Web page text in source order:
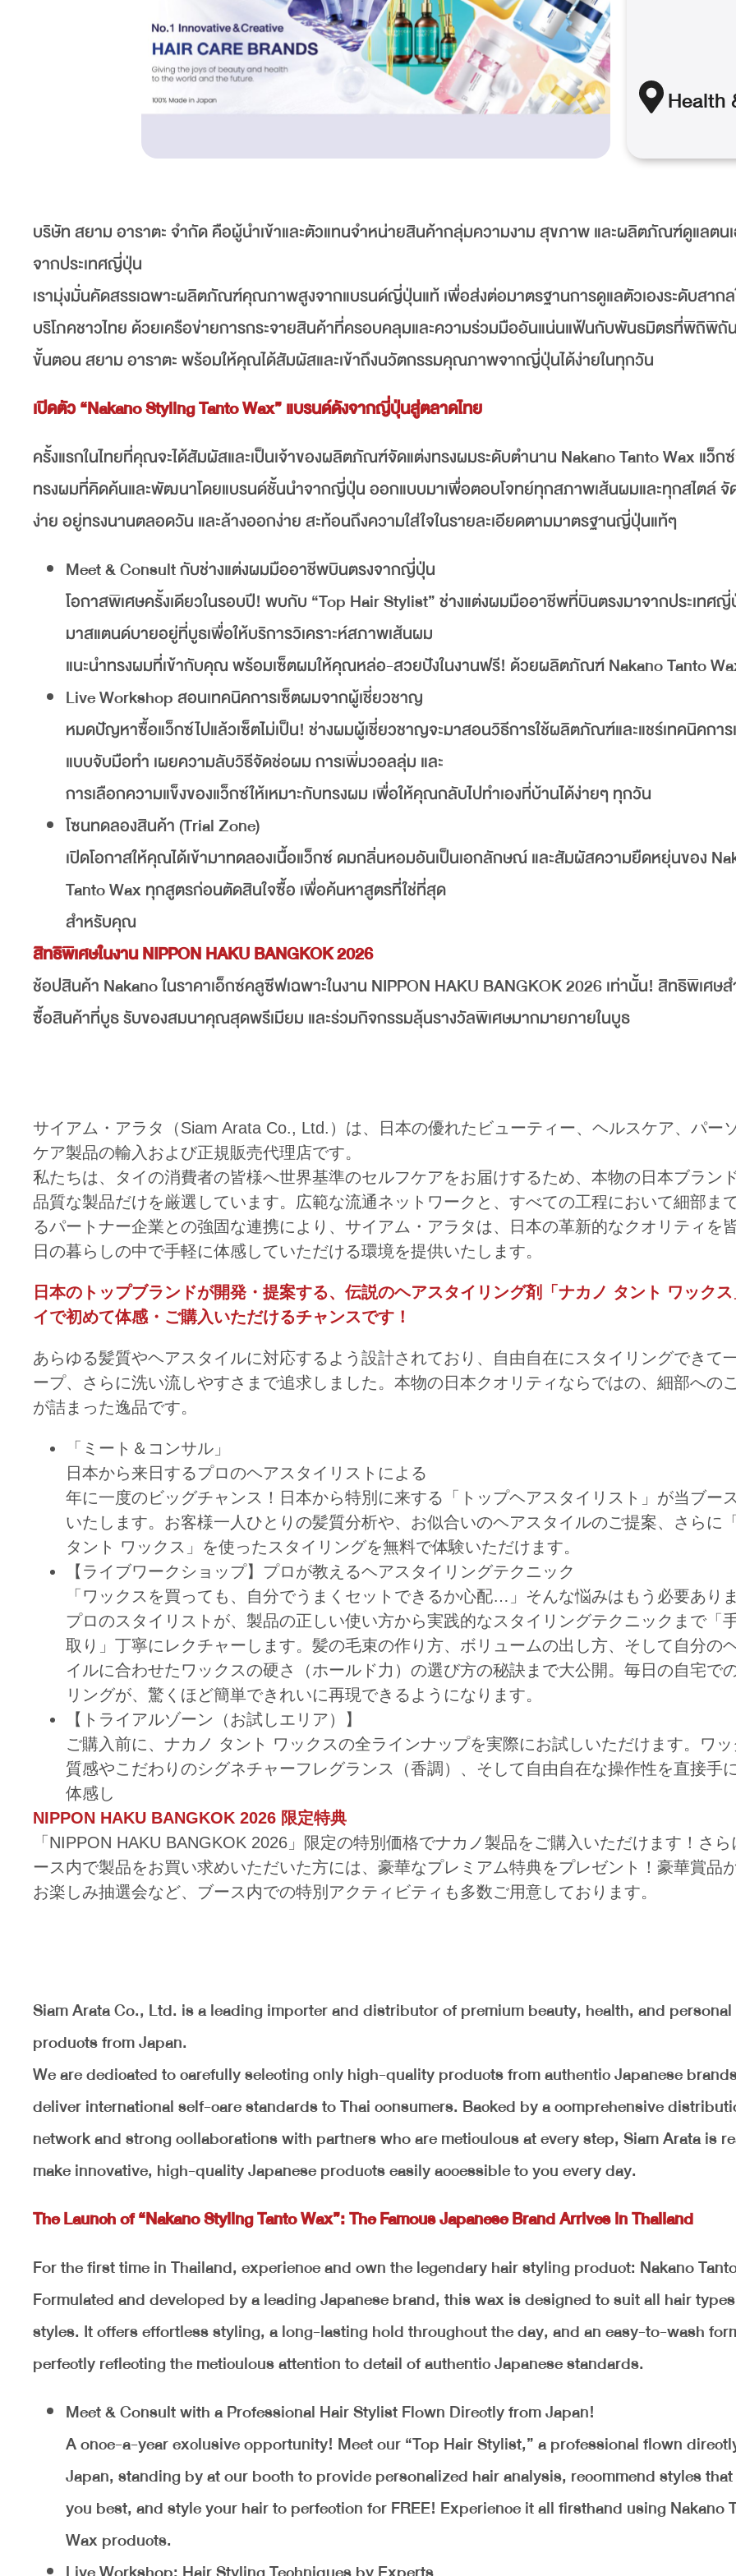
Health
บริษัท สยาม อาราตะ จำกัด คือผู้นำเข้าและตัวแทนจำหน่ายสินค้ากลุ่มความงาม สุขภาพ และผลิตภัณฑ์ดูแลตน
จากประเทศญี่ปุ่น
เรามุ่งมั่นคัดสรรเฉพาะผลิตภัณฑ์คุณภาพสูงจากแบรนด์ญี่ปุ่นแท้ เพื่อส่งต่อมาตรฐานการดูแลตัวเองระดับสาก
บริโภคชาวไทย ด้วยเครือข่ายการกระจายสินค้าที่ครอบคลุมและความร่วมมืออันแน่นแฟ้นกับพันธมิตรที่พิถิพิถั
ขั้นตอน สยาม อาราตะ พร้อมให้คุณได้สัมผัสและเข้าถึงนวัตกรรมคุณภาพจากญี่ปุ่นได้ง่ายในทุกวัน
เปิดตัว “Nakano Styling Tanto Wax” แบรนด์ดังจากญี่ปุ่นสู่ตลาดไทย
ครั้งแรกในไทยที่คุณจะได้สัมผัสและเป็นเจ้าของผลิตภัณฑ์จัดแต่งทรงผมระดับตำนาน Nakano Tanto Wax แว็ก
ทรงผมที่คิดค้นและพัฒนาโดยแบรนด์ชั้นนำจากญี่ปุ่น ออกแบบมาเพื่อตอบโจทย์ทุกสภาพเส้นผมและทุกสไตล์ จั
ง่าย อยู่ทรงนานตลอดวัน และล้างออกง่าย สะท้อนถึงความใส่ใจในรายละเอียดตามมาตรฐานญี่ปุ่นแท้ๆ
Meet & Consult กับช่างแต่งผมมืออาชีพบินตรงจากญี่ปุ่น
โอกาสพิเศษครั้งเดียวในรอบปี! พบกับ “Top Hair Stylist” ช่างแต่งผมมืออาชีพที่บินตรงมาจากประเทศญี่
มาสแตนด์บายอยู่ที่บูธเพื่อให้บริการวิเคราะห์สภาพเส้นผม
แนะนำทรงผมที่เข้ากับคุณ พร้อมเซ็ตผมให้คุณหล่อ-สวยปังในงานฟรี! ด้วยผลิตภัณฑ์ Nakano Tanto
Live Workshop สอนเทคนิคการเซ็ตผมจากผู้เชี่ยวชาญ
หมดปัญหาซื้อแว็กซ์ไปแล้วเซ็ตไม่เป็น! ช่างผมผู้เชี่ยวชาญจะมาสอนวิธีการใช้ผลิตภัณฑ์และแชร์เทคนิคกา
แบบจับมือทำ เผยความลับวิธีจัดช่อผม การเพิ่มวอลลุ่ม และ
การเลือกความแข็งของแว็กซ์ให้เหมาะกับทรงผม เพื่อให้คุณกลับไปทำเองที่บ้านได้ง่ายๆ ทุกวัน
โซนทดลองสินค้า (Trial Zone)
เปิดโอกาสให้คุณได้เข้ามาทดลองเนื้อแว็กซ์ ดมกลิ่นหอมอันเป็นเอกลักษณ์ และสัมผัสความยืดหยุ่นของ
Tanto Wax ทุกสูตรก่อนตัดสินใจซื้อ เพื่อค้นหาสูตรที่ใช่ที่สุด
สำหรับคุณ
สิทธิพิเศษในงาน NIPPON HAKU BANGKOK 2026
ช้อปสินค้า Nakano ในราคาเอ็กซ์คลูซีฟเฉพาะในงาน NIPPON HAKU BANGKOK 2026 เท่านั้น! สิทธิพิเศษ
ซื้อสินค้าที่บูธ รับของสมนาคุณสุดพรีเมียม และร่วมกิจกรรมลุ้นรางวัลพิเศษมากมายภายในบูธ
サイアム・アラタ（Siam Arata Co., Ltd.）は、日本の優れたビューティー、ヘルスケア、パー
ケア製品の輸入および正規販売代理店です。
私たちは、タイの消費者の皆様へ世界基準のセルフケアをお届けするため、本物の日本ブラン
品質な製品だけを厳選しています。広範な流通ネットワークと、すべての工程において細部ま
るパートナー企業との強固な連携により、サイアム・アラタは、日本の革新的なクオリティを
日の暮らしの中で手軽に体感していただける環境を提供いたします。
日本のトップブランドが開発・提案する、伝説のヘアスタイリング剤「ナカノ タント ワックス
イで初めて体感・ご購入いただけるチャンスです！
あらゆる髪質やヘアスタイルに対応するよう設計されており、自由自在にスタイリングできて
ープ、さらに洗い流しやすさまで追求しました。本物の日本クオリティならではの、細部への
が詰まった逸品です。
「ミート＆コンサル」
日本から来日するプロのヘアスタイリストによる
年に一度のビッグチャンス！日本から特別に来する「トップヘアスタイリスト」が当ブー
いたします。お客様一人ひとりの髪質分析や、お似合いのヘアスタイルのご提案、さらに
タント ワックス」を使ったスタイリングを無料で体験いただけます。
【ライブワークショップ】プロが教えるヘアスタイリングテクニック
「ワックスを買っても、自分でうまくセットできるか心配…」そんな悩みはもう必要あり
プロのスタイリストが、製品の正しい使い方から実践的なスタイリングテクニックまで「
取り」丁寧にレクチャーします。髪の毛束の作り方、ボリュームの出し方、そして自分の
イルに合わせたワックスの硬さ（ホールド力）の選び方の秘訣まで大公開。毎日の自宅で
リングが、驚くほど簡単できれいに再現できるようになります。
【トライアルゾーン（お試しエリア）】
ご購入前に、ナカノ タント ワックスの全ラインナップを実際にお試しいただけます。ワ
質感やこだわりのシグネチャーフレグランス（香調）、そして自由自在な操作性を直接手
体感し
NIPPON HAKU BANGKOK 2026 限定特典
「NIPPON HAKU BANGKOK 2026」限定の特別価格でナカノ製品をご購入いただけます！さら
ース内で製品をお買い求めいただいた方には、豪華なプレミアム特典をプレゼント！豪華賞品
お楽しみ抽選会など、ブース内での特別アクティビティも多数ご用意しております。
Siam Arata Co., Ltd. is a leading importer and distributor of premium beauty, health, and
products from Japan.
We are dedicated to carefully selecting only high-quality products from authentic Japanese
deliver international self-care standards to Thai consumers. Backed by a comprehensive
network and strong collaborations with partners who are meticulous at every step, Siam Arata is
make innovative, high-quality Japanese products easily accessible to you every day.
The Launch of “Nakano Styling Tanto Wax”: The Famous Japanese Brand Arrives in Thailand
For the first time in Thailand, experience and own the legendary hair styling product: Nakano
Formulated and developed by a leading Japanese brand, this wax is designed to suit all hair
styles. It offers effortless styling, a long-lasting hold throughout the day, and an easy-to-wash
perfectly reflecting the meticulous attention to detail of authentic Japanese standards.
Meet & Consult with a Professional Hair Stylist Flown Directly from Japan!
A once-a-year exclusive opportunity! Meet our “Top Hair Stylist,” a professional flown
Japan, standing by at our booth to provide personalized hair analysis, recommend styles
you best, and style your hair to perfection for FREE! Experience it all firsthand using Nakano
Wax products.